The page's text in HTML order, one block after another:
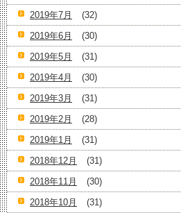
2019年7月
(32)
2019年6月
(30)
2019年5月
(31)
2019年4月
(30)
2019年3月
(31)
2019年2月
(28)
2019年1月
(31)
2018年12月
(31)
2018年11月
(30)
2018年10月
(31)